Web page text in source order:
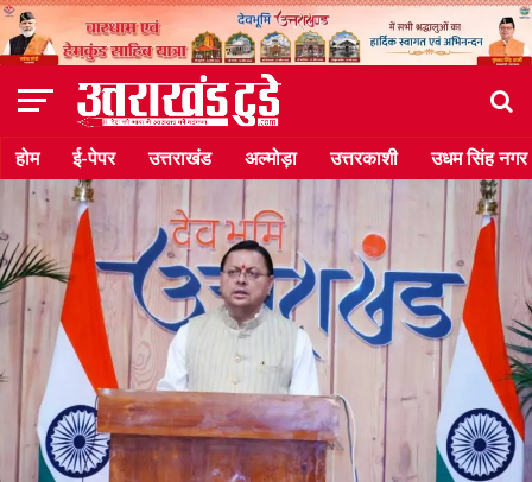
होम ई-पेपर उत्तराखंड अल्मोड़ा उत्तरकाशी उधम सिंह नगर